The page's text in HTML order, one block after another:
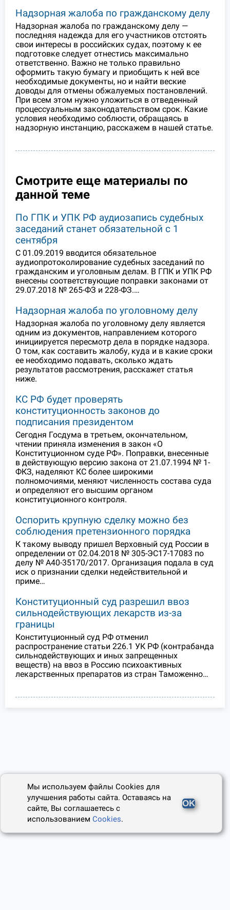
Надзорная жалоба по гражданскому делу
Надзорная жалоба по гражданскому делу —
последняя надежда для его участников отстоять
свои интересы в российских судах, поэтому к ее
подготовке следует отнестись максимально
ответственно. Важно не только правильно
оформить такую бумагу и приобщить к ней все
необходимые документы, но и найти веские
доводы для отмены обжалуемых постановлений.
При всем этом нужно уложиться в отведенный
процессуальным законодательством срок. Какие
условия необходимо соблюсти, обращаясь в
надзорную инстанцию, расскажем в нашей статье.
Смотрите еще материалы по
данной теме
По ГПК и УПК РФ аудиозапись судебных
заседаний станет обязательной с 1
сентября
С 01.09.2019 вводится обязательное
аудиопротоколирование судебных заседаний по
гражданским и уголовным делам. В ГПК и УПК РФ
внесены соответствующие поправки законами от
29.07.2018 № 265-ФЗ и 228-ФЗ.…
Надзорная жалоба по уголовному делу
Надзорная жалоба по уголовному делу является
одним из документов, направлением которого
инициируется пересмотр дела в порядке надзора.
О том, как составить жалобу, куда и в какие сроки
ее необходимо подавать, сколько ждать
результатов рассмотрения, расскажет статья
ниже.
КС РФ будет проверять
конституционность законов до
подписания президентом
Сегодня Госдума в третьем, окончательном,
чтении приняла изменения в закон «О
Конституционном суде РФ». Поправки, внесенные
в действующую версию закона от 21.07.1994 № 1-
ФКЗ, наделяют КС более широкими
полномочиями, меняют численность состава суда
и определяют его высшим органом
конституционного контроля.
Оспорить крупную сделку можно без
соблюдения претензионного порядка
К такому выводу пришел Верховный суд России в
определении от 02.04.2018 № 305-ЭС17-17083 по
делу № А40-35170/2017. Организация подала в суд
иск о признании сделки недействительной и
приме…
Конституционный суд разрешил ввоз
сильнодействующих лекарств из-за
границы
Конституционный суд РФ отменил
распространение статьи 226.1 УК РФ (контрабанда
сильнодействующих и иных запрещенных
веществ) на ввоз в Россию психоактивных
лекарственных препаратов из стран Таможенно…
Мы используем файлы Cookies для
улучшения работы сайта. Оставаясь на
сайте, Вы соглашаетесь с
использованиемCookies.
OK